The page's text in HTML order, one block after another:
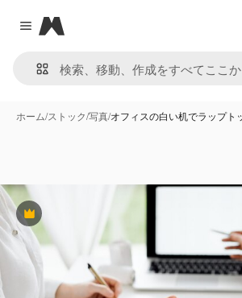
Close menu
Magnific
ホーム/ストック/写真/オフィスの白い机でラップ
Premium